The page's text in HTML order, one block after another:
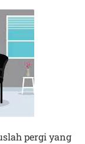
pergi yang